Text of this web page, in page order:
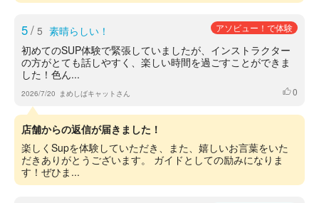
5/ 5 素晴らしい！ アソビュー！で体験
初めてのSUP体験で緊張していましたが、インストラクター
の方がとても話しやすく、楽しい時間を過ごすことができま
した！色ん...
2026/7/20 まめしばキャットさん いいね
0
店舗からの返信が届きました！
楽しくSupを体験していただき、また、嬉しいお言葉をいた
だきありがとうございます。 ガイドとしての励みになりま
す！ぜひま...